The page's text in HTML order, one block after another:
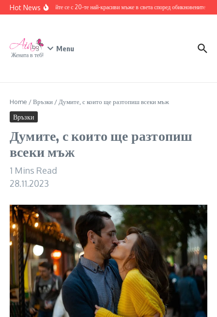
Skip to content
Hot NewsЗапознайте се с 20-те най-красиви мъже в света според обикновените хора
Жената в теб!
Menu
Home /Връзки / Думите, с които ще разтопиш всеки мъж
Връзки
Думите, с които ще разтопиш
всеки мъж
1 Mins Read
28.11.2023